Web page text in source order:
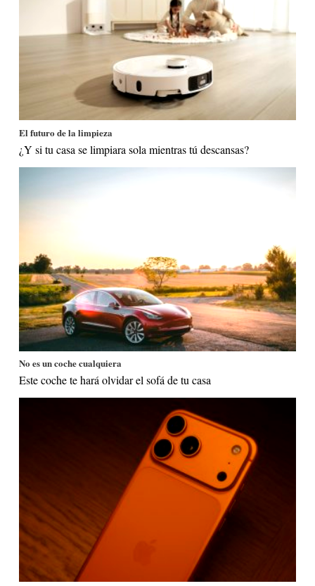
El futuro de la limpieza
¿Y si tu casa se limpiara sola mientras tú descansas?
No es un coche cualquiera
Este coche te hará olvidar el sofá de tu casa